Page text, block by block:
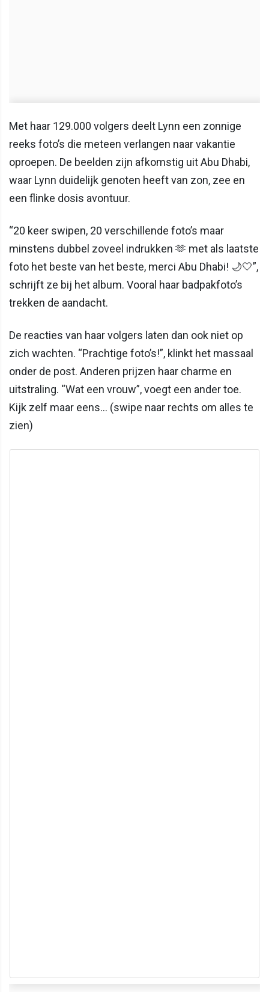
Met haar 129.000 volgers deelt Lynn een zonnige
reeks foto’s die meteen verlangen naar vakantie
oproepen. De beelden zijn afkomstig uit Abu Dhabi,
waar Lynn duidelijk genoten heeft van zon, zee en
een flinke dosis avontuur.
“20 keer swipen, 20 verschillende foto’s maar
minstens dubbel zoveel indrukken 🫶 met als laatste
foto het beste van het beste, merci Abu Dhabi! 🌙🤍”,
schrijft ze bij het album. Vooral haar badpakfoto’s
trekken de aandacht.
De reacties van haar volgers laten dan ook niet op
zich wachten. “Prachtige foto’s!”, klinkt het massaal
onder de post. Anderen prijzen haar charme en
uitstraling. “Wat een vrouw”, voegt een ander toe.
Kijk zelf maar eens… (swipe naar rechts om alles te
zien)